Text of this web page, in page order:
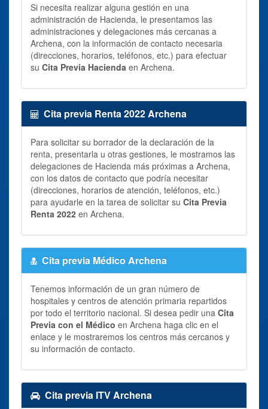
Si necesita realizar alguna gestión en una
administración de Hacienda, le presentamos las
administraciones y delegaciones más cercanas a
Archena, con la información de contacto necesaria
(direcciones, horarios, teléfonos, etc.) para efectuar
su Cita Previa Hacienda en Archena.
Cita previa Renta 2022 Archena
Para solicitar su borrador de la declaración de la
renta, presentarla u otras gestiones, le mostramos las
delegaciones de Hacienda más próximas a Archena,
con los datos de contacto que podría necesitar
(direcciones, horarios de atención, teléfonos, etc.)
para ayudarle en la tarea de solicitar su Cita Previa
Renta 2022 en Archena.
Cita previa Médico Archena
Tenemos información de un gran número de
hospitales y centros de atención primaria repartidos
por todo el territorio nacional. Si desea pedir una Cita
Previa con el Médico en Archena haga clic en el
enlace y le mostraremos los centros más cercanos y
su información de contacto.
Cita previa ITV Archena